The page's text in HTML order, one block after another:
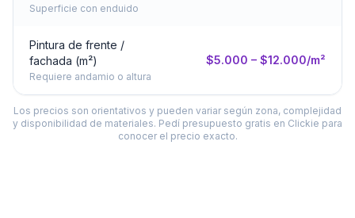
Superficie con enduido
Pintura de frente /
fachada (m²)
Requiere andamio o altura
$5.000 – $12.000/m²
Los precios son orientativos y pueden variar según zona, complejidad
y disponibilidad de materiales. Pedí presupuesto gratis en Clickie para
conocer el precio exacto.